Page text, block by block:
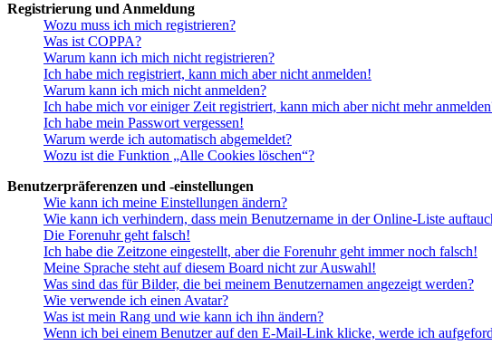
Registrierung und Anmeldung
Wozu muss ich mich registrieren?
Was ist COPPA?
Warum kann ich mich nicht registrieren?
Ich habe mich registriert, kann mich aber nicht anmelden!
Warum kann ich mich nicht anmelden?
Ich habe mich vor einiger Zeit registriert, kann mich aber nicht mehr
Ich habe mein Passwort vergessen!
Warum werde ich automatisch abgemeldet?
Wozu ist die Funktion „Alle Cookies löschen“?
Benutzerpräferenzen und -einstellungen
Wie kann ich meine Einstellungen ändern?
Wie kann ich verhindern, dass mein Benutzername in der Online-Liste
Die Forenuhr geht falsch!
Ich habe die Zeitzone eingestellt, aber die Forenuhr geht immer noch falsch!
Meine Sprache steht auf diesem Board nicht zur Auswahl!
Was sind das für Bilder, die bei meinem Benutzernamen angezeigt werden?
Wie verwende ich einen Avatar?
Was ist mein Rang und wie kann ich ihn ändern?
Wenn ich bei einem Benutzer auf den E-Mail-Link klicke, werde ich